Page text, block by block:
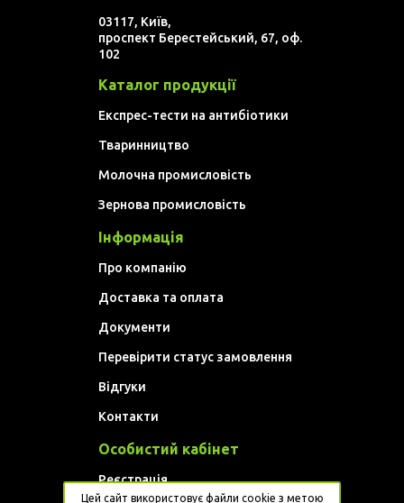
03117, Київ,
проспект Берестейський, 67, оф.
102
Каталог продукції
Експрес-тести на антибіотики
Тваринництво
Молочна промисловість
Зернова промисловість
Інформація
Про компанію
Доставка та оплата
Документи
Перевірити статус замовлення
Відгуки
Контакти
Особистий кабінет
Реєстрація
Цей сайт використовує файли cookie з метою